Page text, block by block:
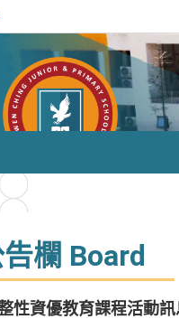
欄 Board
性資優教育課程活動